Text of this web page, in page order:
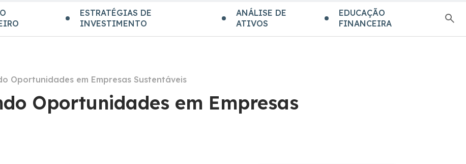
ESTRATÉGIAS DE
INVESTIMENTO
ANÁLISE DE
ATIVOS
EDUCAÇÃO
FINANCEIRA
Oportunidades em Empresas Sustentáveis
Oportunidades em Empresas